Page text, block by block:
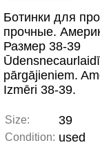
Ботинки для
прочные.
Размер 38-39
pārgājieniem.
Izmēri 38-39.
Size: 39
Condition: used